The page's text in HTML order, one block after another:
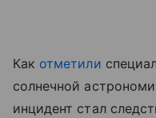
Как отметили
солнечной
инцидент стал